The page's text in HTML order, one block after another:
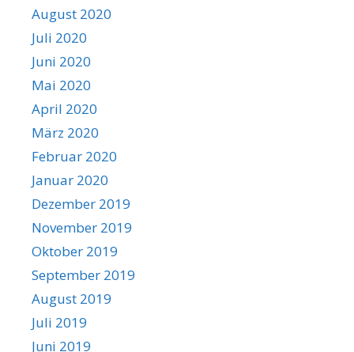
August 2020
Juli 2020
Juni 2020
Mai 2020
April 2020
März 2020
Februar 2020
Januar 2020
Dezember 2019
November 2019
Oktober 2019
September 2019
August 2019
Juli 2019
Juni 2019